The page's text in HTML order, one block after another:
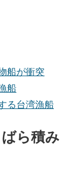
船が衝突
船
る台湾漁船
ら積み